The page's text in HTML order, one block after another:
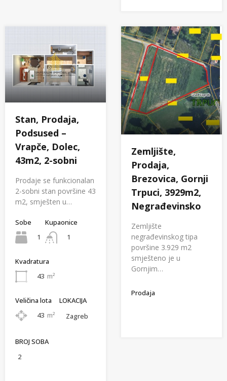
Stan, Prodaja,
Podsused –
Vrapče, Dolec,
43m2, 2-sobni
Prodaje se funkcionalan
2-sobni stan površine 43
m2, smješten u…
Sobe
1
Kupaonice
1
Kvadratura
43 m²
Veličina lota
43 m²
LOKACIJA
Zagreb
BROJ SOBA
2
Zemljište,
Prodaja,
Brezovica, Gornji
Trpuci, 3929m2,
Negrađevinsko
Zemljište
negrađevinskog tipa
površine 3.929 m2
smješteno je u
Gornjim…
Prodaja